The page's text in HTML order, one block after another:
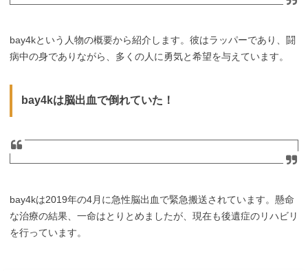
bay4kという人物の概要から紹介します。彼はラッパーであり、闘
病中の身でありながら、多くの人に勇気と希望を与えています。
bay4kは脳出血で倒れていた！
bay4kは2019年の4月に急性脳出血で緊急搬送されています。懸命
な治療の結果、一命はとりとめましたが、現在も後遺症のリハビリ
を行っています。